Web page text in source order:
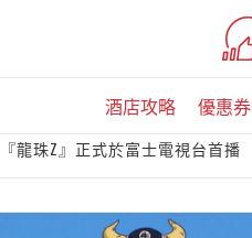
酒店攻略 優惠券
龍珠Z』正式於富士電視台首播